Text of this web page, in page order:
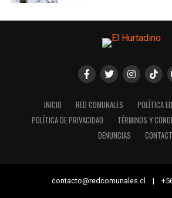
INICIO RED COMUNALES
POLÍTICA
POLÍTICA DE PRIVACIDAD
TÉRMINOS Y
DENUNCIAS
contacto@redcomunales.cl |